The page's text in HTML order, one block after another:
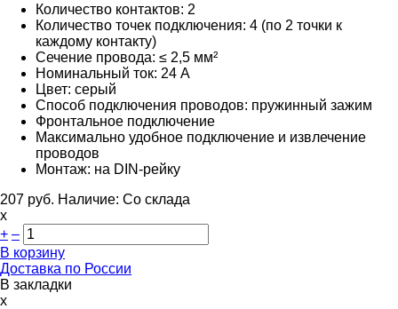
Количество контактов: 2
Количество точек подключения: 4 (по 2 точки к
каждому контакту)
Сечение провода: ≤ 2,5 мм²
Номинальный ток: 24 А
Цвет: серый
Способ подключения проводов: пружинный зажим
Фронтальное подключение
Максимально удобное подключение и извлечение
проводов
Монтаж: на DIN-рейку
207 руб. Наличие: Со склада
х
+ –
В корзину
Доставка по России
В закладки
x